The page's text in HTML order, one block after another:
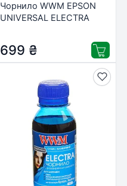
Чорнило WWM EPSON
UNIVERSAL ELECTRA
699 ₴